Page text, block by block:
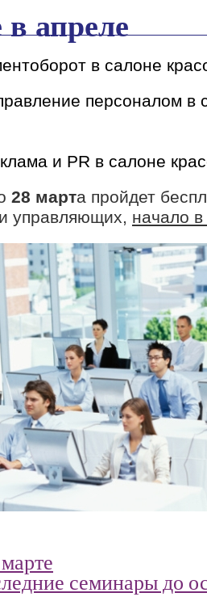
апреле
в салоне
персоналом в
и PR в салоне
28 марта пройдет
управляющих, начало
семинары до